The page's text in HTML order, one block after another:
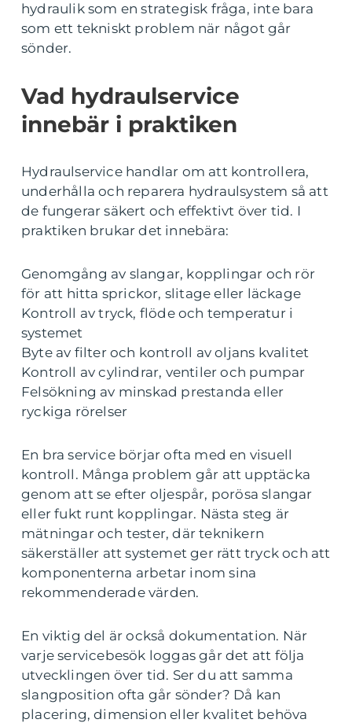
hydraulik som en strategisk fråga, inte bara
som ett tekniskt problem när något går
sönder.
Vad hydraulservice
innebär i praktiken
Hydraulservice handlar om att kontrollera,
underhålla och reparera hydraulsystem så att
de fungerar säkert och effektivt över tid. I
praktiken brukar det innebära:
Genomgång av slangar, kopplingar och rör
för att hitta sprickor, slitage eller läckage
Kontroll av tryck, flöde och temperatur i
systemet
Byte av filter och kontroll av oljans kvalitet
Kontroll av cylindrar, ventiler och pumpar
Felsökning av minskad prestanda eller
ryckiga rörelser
En bra service börjar ofta med en visuell
kontroll. Många problem går att upptäcka
genom att se efter oljespår, porösa slangar
eller fukt runt kopplingar. Nästa steg är
mätningar och tester, där teknikern
säkerställer att systemet ger rätt tryck och att
komponenterna arbetar inom sina
rekommenderade värden.
En viktig del är också dokumentation. När
varje servicebesök loggas går det att följa
utvecklingen över tid. Ser du att samma
slangposition ofta går sönder? Då kan
placering, dimension eller kvalitet behöva